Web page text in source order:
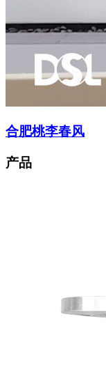
合肥桃李春风
产品